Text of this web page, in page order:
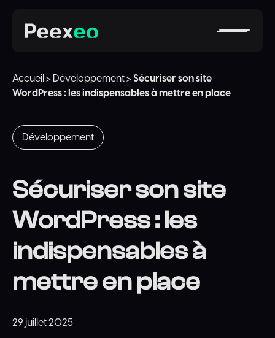
Accueil>Développement>Sécuriser son site
WordPress : les indispensables à mettre en place
Développement
Sécuriser son site
WordPress : les
indispensables à
mettre en place
29 juillet 2025